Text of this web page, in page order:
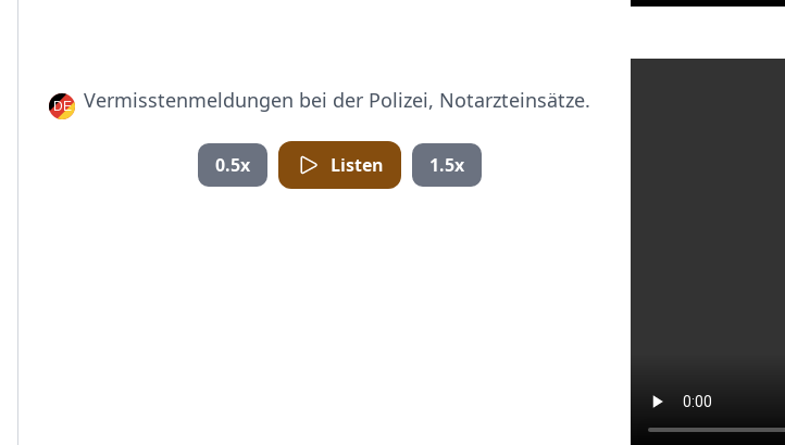
Vermisstenmeldungen bei der Polizei, Notarzteinsätze.
0.5x Listen 1.5x